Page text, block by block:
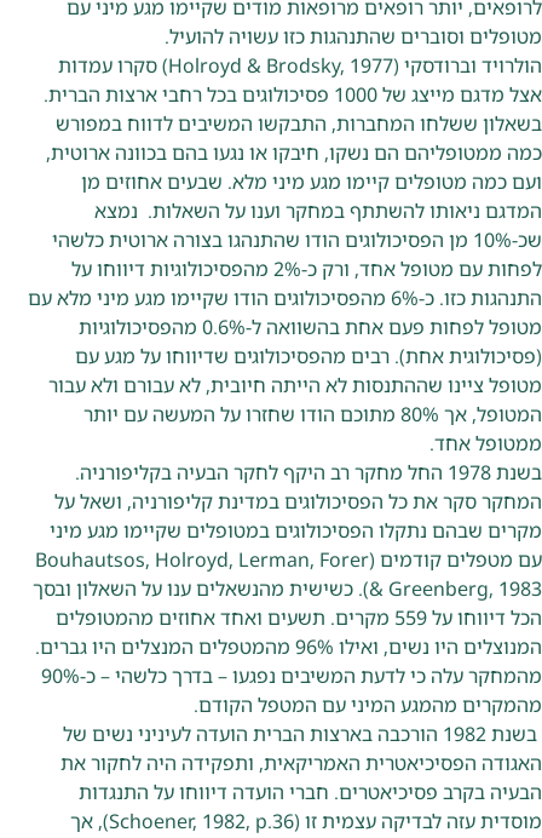
לרופאים, יותר רופאים מרופאות מודים שקיימו מגע מיני עם
מטופלים וסוברים שהתנהגות כזו עשויה להועיל.
הולרויד וברודסקי (Holroyd & Brodsky, 1977) סקרו עמדות
אצל מדגם מייצג של 1000 פסיכולוגים בכל רחבי ארצות הברית.
בשאלון ששלחו המחברות, התבקשו המשיבים לדווח במפורש
כמה ממטופליהם הם נשקו, חיבקו או נגעו בהם בכוונה ארוטית,
ועם כמה מטופלים קיימו מגע מיני מלא. שבעים אחוזים מן
המדגם ניאותו להשתתף במחקר וענו על השאלות. נמצא
שכ-10% מן הפסיכולוגים הודו שהתנהגו בצורה ארוטית כלשהי
לפחות עם מטופל אחד, ורק כ-2% מהפסיכולוגיות דיווחו על
התנהגות כזו. כ-6% מהפסיכולוגים הודו שקיימו מגע מיני מלא עם
מטופל לפחות פעם אחת בהשוואה ל-0.6% מהפסיכולוגיות
(פסיכולוגית אחת). רבים מהפסיכולוגים שדיווחו על מגע עם
מטופל ציינו שההתנסות לא הייתה חיובית, לא עבורם ולא עבור
המטופל, אך 80% מתוכם הודו שחזרו על המעשה עם יותר
ממטופל אחד.
בשנת 1978 החל מחקר רב היקף לחקר הבעיה בקליפורניה.
המחקר סקר את כל הפסיכולוגים במדינת קליפורניה, ושאל על
מקרים שבהם נתקלו הפסיכולוגים במטופלים שקיימו מגע מיני
עם מטפלים קודמים (Bouhautsos, Holroyd, Lerman, Forer
& Greenberg, 1983). כשישית מהנשאלים ענו על השאלון ובסך
הכל דיווחו על 559 מקרים. תשעים ואחד אחוזים מהמטופלים
המנוצלים היו נשים, ואילו 96% מהמטפלים המנצלים היו גברים.
מהמחקר עלה כי לדעת המשיבים נפגעו – בדרך כלשהי – כ-90%
מהמקרים מהמגע המיני עם המטפל הקודם.
בשנת 1982 הורכבה בארצות הברית הועדה לעיניני נשים של
האגודה הפסיכיאטרית האמריקאית, ותפקידה היה לחקור את
הבעיה בקרב פסיכיאטרים. חברי הועדה דיווחו על התנגדות
מוסדית עזה לבדיקה עצמית זו (Schoener, 1982, p.36), אך